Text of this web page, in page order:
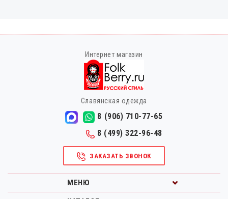
Интернет магазин
Славянская одежда
8 (906) 710-77-65
8 (499) 322-96-48
ЗАКАЗАТЬ ЗВОНОК
МЕНЮ